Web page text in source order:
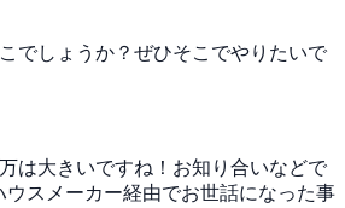
でしょうか？ぜひそこでやりたいで
は大きいですね！お知り合いなどで
スメーカー経由でお世話になった事